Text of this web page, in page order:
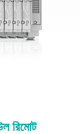
রিমোট